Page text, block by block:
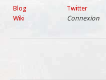
Blog
Wiki
Twitter
Connexion